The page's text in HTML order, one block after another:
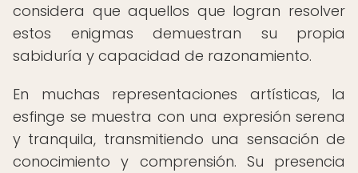
considera que aquellos que logran resolver
estos enigmas demuestran su propia
sabiduría y capacidad de razonamiento.
En muchas representaciones artísticas, la
esfinge se muestra con una expresión serena
y tranquila, transmitiendo una sensación de
conocimiento y comprensión. Su presencia